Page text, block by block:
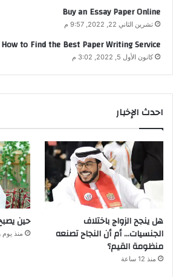
Buy an Essay Paper Online
تشرين الثاني 22, 2022, 9:57 م
How to Find the Best Paper Writing Service
كانون الأول 5, 2022, 3:02 م
احدث الإخبار
هل ينجح الزواج باختلاف
الجنسيات… أم أن النجاح تصنعه
منظومة القيم؟
منذ 12 ساعة
حين
منذ يوم